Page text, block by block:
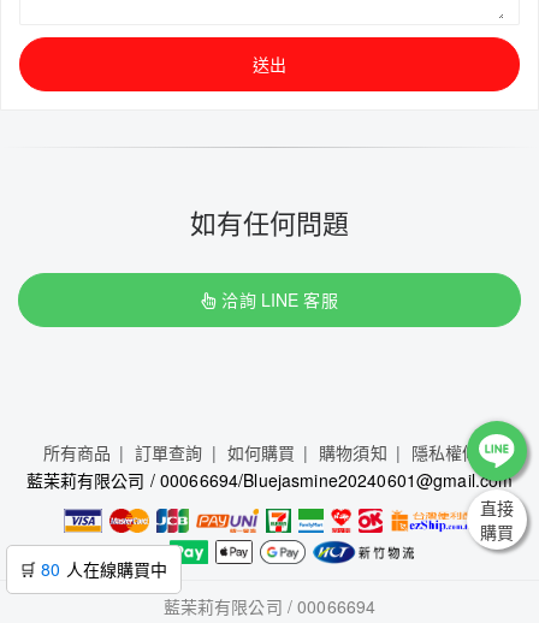
🛒80 人在線購買中
送出
如有任何問題
洽詢 LINE 客服
所有商品 訂單查詢 如何購買 購物須知
隱私權條款
藍茉莉有限公司 / 00066694/Bluejasmine20240601@gmail.com
藍茉莉有限公司 / 00066694
直接
購買